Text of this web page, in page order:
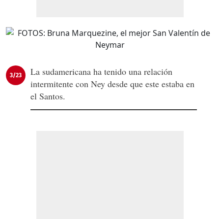
3/23
La sudamericana ha tenido una relación
intermitente con Ney desde que este estaba en
el Santos.